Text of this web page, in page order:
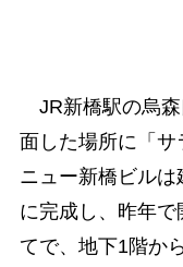
JR新橋駅の烏森
面した場所に「
ニュー新橋ビル
に完成し、昨年
てで、地下1階か